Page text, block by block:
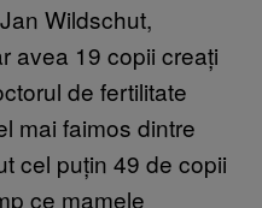
Wildschut,
avea 19 copii creați
de fertilitate
mai faimos dintre
cel puțin 49 de copii
ce mamele